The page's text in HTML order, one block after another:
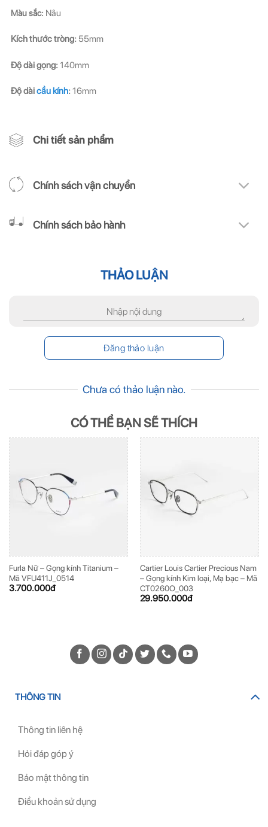
Màu sắc: Nâu
Kích thước tròng: 55mm
Độ dài gọng:140mm
Độ dàicầu kính:16mm
Chi tiết sản phẩm
Chính sách vận chuyển
Chính sách bảo hành
THẢO LUẬN
Chưa có thảo luận nào.
CÓ THỂ BẠN SẼ THÍCH
Furla Nữ – Gọng kính Titanium –
Mã VFU411J_0514
3.700.000đ
Cartier Louis Cartier Precious Nam
– Gọng kính Kim loại, Mạ bạc – Mã
CT0260O_003
29.950.000đ
THÔNG TIN
Thông tin liên hệ
Hỏi đáp góp ý
Bảo mật thông tin
Điều khoản sử dụng